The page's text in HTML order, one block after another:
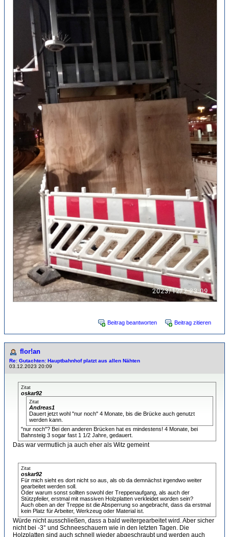
Beitrag beantworten Beitrag zitieren
flor!an
Re: Gutachten: Hauptbahnhof platzt aus allen Nähten
03.12.2023 20:09
Zitat
oskar92
Zitat
Andreas1
Dauert jetzt wohl "nur noch" 4 Monate, bis die Brücke auch genutzt
werden kann.
"nur noch"? Bei den anderen Brücken hat es mindestens! 4 Monate, bei
Bahnsteig 3 sogar fast 1 1/2 Jahre, gedauert.
Das war vermutlich ja auch eher als Witz gemeint
Zitat
oskar92
Für mich sieht es dort nicht so aus, als ob da demnächst irgendwo weiter
gearbeitet werden soll.
Oder warum sonst sollten sowohl der Treppenaufgang, als auch der
Stützpfeiler, erstmal mit massiven Holzplatten verkleidet worden sein?
Auch oben an der Treppe ist die Absperrung so angebracht, dass da erstmal
kein Platz für Arbeiter, Werkzeug oder Material ist.
Würde nicht ausschließen, dass a bald weitergearbeitet wird. Aber sicher
nicht bei -3° und Schneeschauern wie in den letzten Tagen. Die
Holzplatten sind auch schnell wieder abgeschraubt und werden auch